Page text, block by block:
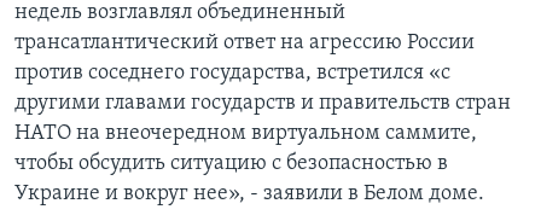
недель возглавлял объединенный
трансатлантический ответ на агрессию России
против соседнего государства, встретился «с
другими главами государств и правительств стран
НАТО на внеочередном виртуальном саммите,
чтобы обсудить ситуацию с безопасностью в
Украине и вокруг нее», - заявили в Белом доме.